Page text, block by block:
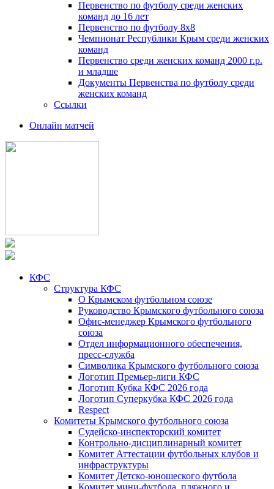
Первенство по футболу среди женских
команд до 16 лет
Первенство по футболу 8х8
Чемпионат Республики Крым среди женских
команд
Первенство среди женских команд 2000 г.р.
и младше
Документы Первенства по футболу среди
женских команд
Ссылки
Онлайн матчей
КФС
Структура КФС
О Крымском футбольном союзе
Руководство Крымского футбольного союза
Офис-менеджер Крымского футбольного
союза
Отдел информационного обеспечения,
пресс-служба
Символика Крымского футбольного союза
Логотип Премьер-лиги КФС
Логотип Кубка КФС 2026 года
Логотип Суперкубка КФС 2026 года
Respect
Комитеты Крымского футбольного союза
Судейско-инспекторский комитет
Контрольно-дисциплинарный комитет
Комитет Аттестации футбольных клубов и
инфраструктуры
Комитет Детско-юношеского футбола
Комитет мини-футбола, пляжного и